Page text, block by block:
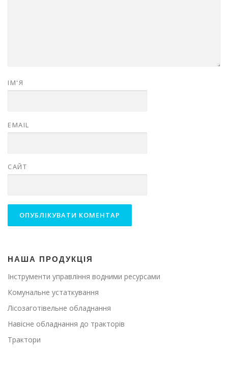
ІМ'Я
EMAIL
САЙТ
НАША ПРОДУКЦІЯ
Інструменти управління водними ресурсами
Комунальне устаткування
Лісозаготівельне обладнання
Навісне обладнання до тракторів
Трактори